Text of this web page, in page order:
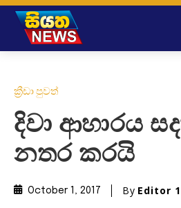
ක්‍රීඩා පුවත්
දිවා ආහාරය
නතර කරයි
October 1, 2017 By Editor 1